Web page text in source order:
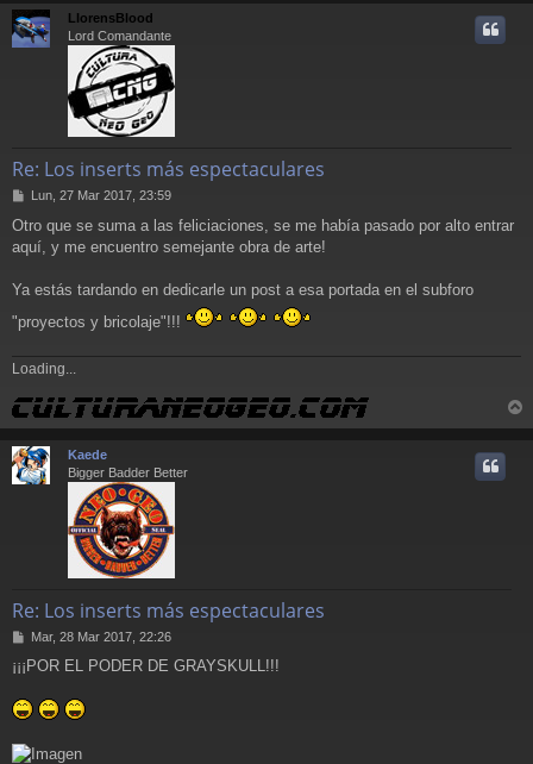
LlorensBlood
Lord Comandante
Re: Los inserts más espectaculares
M
n
s
Lun, 27 Mar 2017, 23:59
Otro que se suma a las feliciaciones, se me había pasado por alto entrar
aquí, y me encuentro semejante obra de arte!
Ya estás tardando en dedicarle un post a esa portada en el subforo
"proyectos y bricolaje"!!!
Loading...
r
Kaede
Bigger Badder Better
Re: Los inserts más espectaculares
M
n
a
j
e
Mar, 28 Mar 2017, 22:26
¡¡¡POR EL PODER DE GRAYSKULL!!!